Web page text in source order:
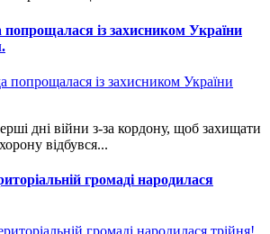
із захисником України
дні війни з-за кордону, щоб захищати
відбувся...
громаді народилася